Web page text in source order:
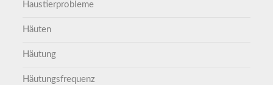
Haustierprobleme
Häuten
Häutung
Häutungsfrequenz